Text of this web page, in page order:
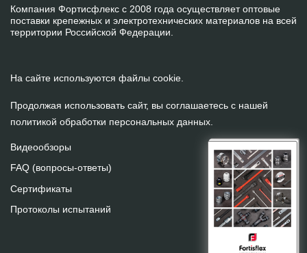
На сайте используются файлы cookie.
Компания Фортисфлекс с 2008 года осуществляет оптовые
поставки крепежных и электротехнических материалов на всей
территории Российской Федерации.
На сайте используются файлы cookie.
Продолжая использовать сайт, вы соглашаетесь с нашей
политикой обработки персональных данных.
Видеообзоры
FAQ (вопросы-ответы)
Сертификаты
Протоколы испытаний